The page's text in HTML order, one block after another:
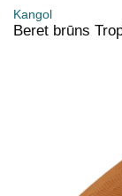
Kangol
Beret brūns